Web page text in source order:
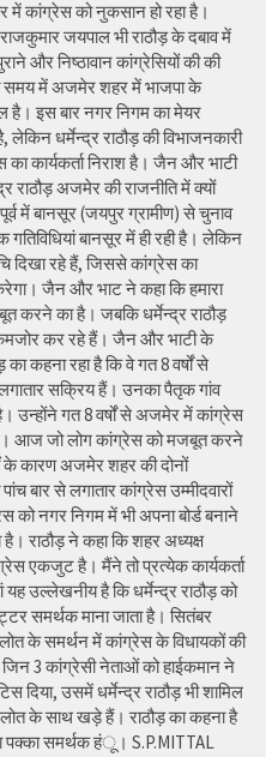
कांग्रेस को नुकसान हो रहा है।
जयपाल भी राठौड़ के दबाव में
और निष्ठावान कांग्रेसियों की की
समय में अजमेर शहर में भाजपा के
है। इस बार नगर निगम का मेयर
धर्मेन्द्र राठौड़ की विभाजनकारी
का कार्यकर्ता निराश है। जैन और भाटी
राठौड़ अजमेर की राजनीति में क्यों
में बानसूर (जयपुर ग्रामीण) से चुनाव
बानसूर में ही रही है। लेकिन
दिखा रहे हैं, जिससे कांग्रेस का
करेगा। जैन और भाट ने कहा कि हमारा
करने का है। जबकि धर्मेन्द्र राठौड़
कर रहे हैं। जैन और भाटी के
कहना रहा है कि वे गत 8 वर्षों से
सक्रिय हैं। उनका पैतृक गांव
गत 8 वर्षों से अजमेर में कांग्रेस
आज जो लोग कांग्रेस को मजबूत करने
के कारण अजमेर शहर की दोनों
बार से लगातार कांग्रेस उम्मीदवारों
को नगर निगम में भी अपना बोर्ड बनाने
राठौड़ ने कहा कि शहर अध्यक्ष
एकजुट है। मैंने तो प्रत्येक कार्यकर्ता
यह उल्लेखनीय है कि धर्मेन्द्र राठौड़ को
समर्थक माना जाता है। सितंबर
के समर्थन में कांग्रेस के विधायकों की
3 कांग्रेसी नेताओं को हाईकमान ने
दिया, उसमें धर्मेन्द्र राठौड़ भी शामिल
के साथ खड़े हैं। राठौड़ का कहना है
पक्का समर्थक हंू। S.P.MITTAL